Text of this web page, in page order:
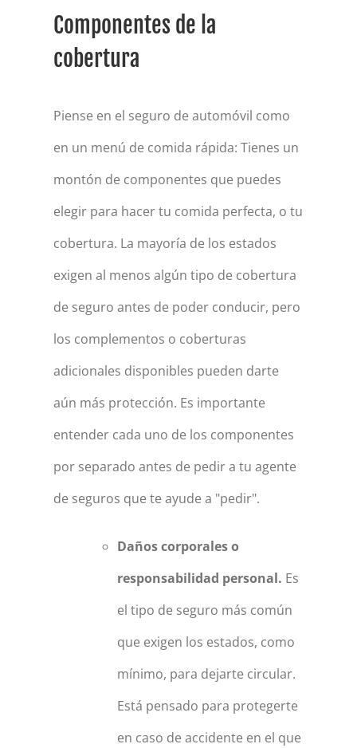
Componentes de la
cobertura
Piense en el seguro de automóvil como
en un menú de comida rápida: Tienes un
montón de componentes que puedes
elegir para hacer tu comida perfecta, o tu
cobertura. La mayoría de los estados
exigen al menos algún tipo de cobertura
de seguro antes de poder conducir, pero
los complementos o coberturas
adicionales disponibles pueden darte
aún más protección. Es importante
entender cada uno de los componentes
por separado antes de pedir a tu agente
de seguros que te ayude a "pedir".
Daños corporales o
responsabilidad personal. Es
el tipo de seguro más común
que exigen los estados, como
mínimo, para dejarte circular.
Está pensado para protegerte
en caso de accidente en el que